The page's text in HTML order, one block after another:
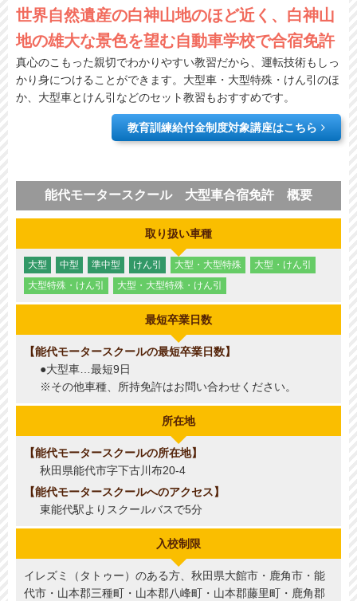
世界自然遺産の白神山地のほど近く、白神山
地の雄大な景色を望む自動車学校で合宿免許
真心のこもった親切でわかりやすい教習だから、運転技術もしっ
かり身につけることができます。大型車・大型特殊・けん引のほ
か、大型車とけん引などのセット教習もおすすめです。
教育訓練給付金制度対象講座はこちら
能代モータースクール 大型車合宿免許 概要
取り扱い車種
大型 中型 準中型 けん引 大型・大型特殊
大型・けん引
大型特殊・けん引
大型・大型特殊・けん引
最短卒業日数
能代モータースクールの最短卒業日数
●大型車…最短9日
※その他車種、所持免許はお問い合わせください。
所在地
能代モータースクールの所在地
秋田県能代市字下古川布20-4
能代モータースクールへのアクセス
東能代駅よりスクールバスで5分
入校制限
イレズミ（タトゥー）のある方、秋田県大館市・鹿角市・能
代市・山本郡三種町・山本郡八峰町・山本郡藤里町・鹿角郡